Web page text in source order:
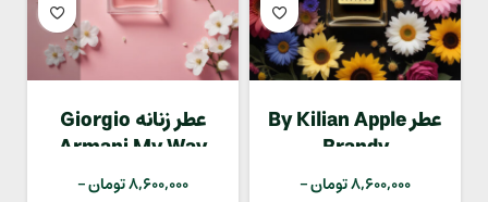
عطر By Kilian Apple
Brandy
8,600,000تومان–
عطر زنانه Giorgio
Armani My Way
8,600,000تومان–